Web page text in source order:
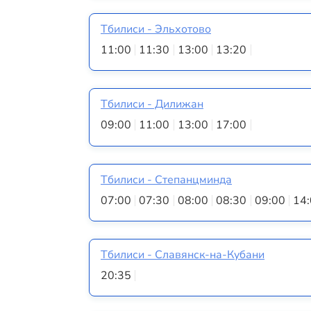
Тбилиси - Эльхотово
11:00
11:30 13:00 13:20
Тбилиси - Дилижан
09:00
11:00 13:00 17:00
Тбилиси - Степанцминда
07:00 07:30 08:00 08:30 09:00
Тбилиси - Славянск-на-Кубани
20:35